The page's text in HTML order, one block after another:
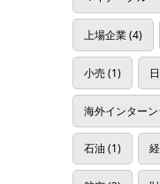
上場企業(4)
小売(1)
海外インター
石油 (1)